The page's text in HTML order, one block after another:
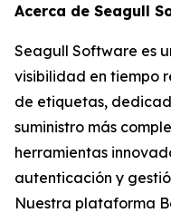
Acerca de Seagull
Seagull Software es
visibilidad en tiempo
de etiquetas,
suministro más
herramientas
autenticación y
Nuestra plataforma